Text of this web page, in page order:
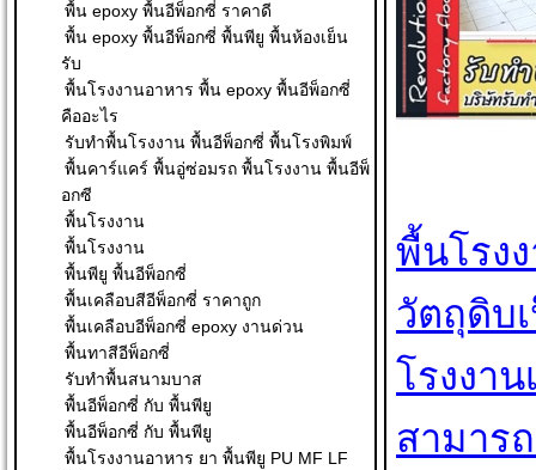
พื้น epoxy พื้นอีพ็อกซี่ ราคาดี
พื้น epoxy พื้นอีพ็อกซี่ พื้นพียู พื้นห้องเย็น
รับ
พื้นโรงงานอาหาร พื้น epoxy พื้นอีพ็อกซี่
คืออะไร
รับทำพื้นโรงงาน พื้นอีพ็อกซี่ พื้นโรงพิมพ์
พื้นคาร์แคร์ พื้นอู่ซ่อมรถ พื้นโรงงาน พื้นอีพ็
อกซี
พื้นโรงงาน
พื้นโรงงาน
พื้นพียู พื้นอีพ็อกซี่
พื้นเคลือบสีอีพ็อกซี่ ราคาถูก
พื้นเคลือบอีพ็อกซี่ epoxy งานด่วน
พื้นทาสีอีพ็อกซี่
รับทำพื้นสนามบาส
พื้นอีพ็อกซี่ กับ พื้นพียู
พื้นอีพ็อกซี่ กับ พื้นพียู
พื้นโรงงานอาหาร ยา พื้นพียู PU MF LF
พื้นโรง
วัตถุดิบ
โรงงา
สามาร